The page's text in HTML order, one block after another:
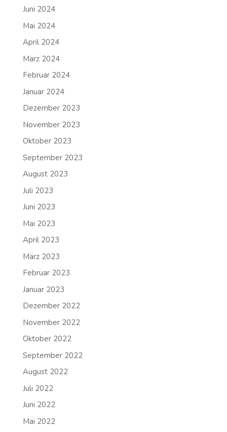
Juni 2024
Mai 2024
April 2024
März 2024
Februar 2024
Januar 2024
Dezember 2023
November 2023
Oktober 2023
September 2023
August 2023
Juli 2023
Juni 2023
Mai 2023
April 2023
März 2023
Februar 2023
Januar 2023
Dezember 2022
November 2022
Oktober 2022
September 2022
August 2022
Juli 2022
Juni 2022
Mai 2022